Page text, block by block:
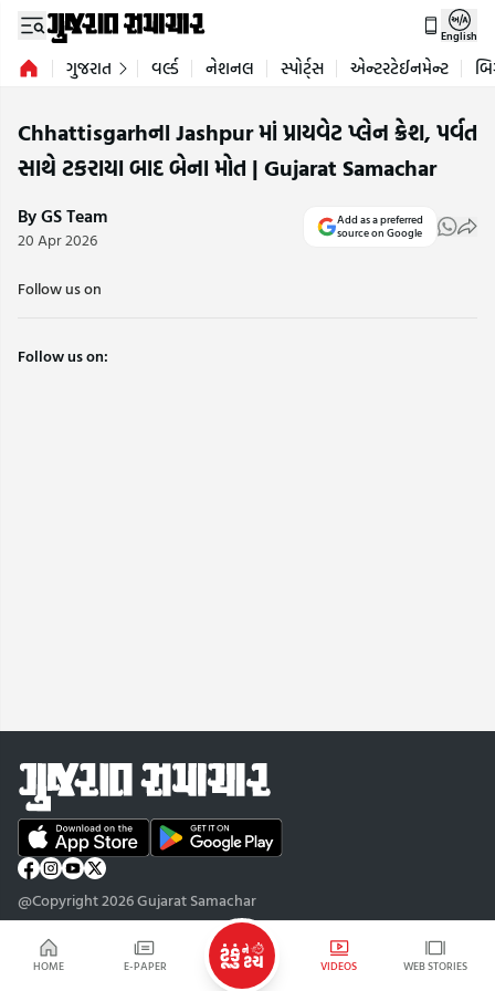
HOME E-PAPER VIDEOS WEB STORIES
English
ગુજરાત વર્લ્ડ નેશનલ સ્પોર્ટ્સ એન્ટરટેઈનમેન્ટ
Chhattisgarhના Jashpur માં પ્રાયવેટ પ્લેન ક્રેશ, પર્વત
સાથે ટકરાયા બાદ બેના મોત | Gujarat Samachar
By GS Team
20 Apr 2026
Add as a preferred
source on Google
Follow us on
Follow us on:
@Copyright 2026 Gujarat Samachar